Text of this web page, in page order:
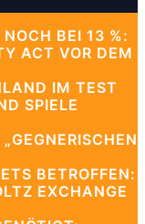
BEI 13 %:
ACT VOR DEM
IM TEST
SPIELE
BETROFFEN:
EXCHANGE